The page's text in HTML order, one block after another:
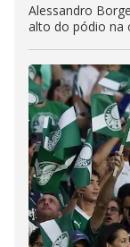
Alessandro
alto do pódio na